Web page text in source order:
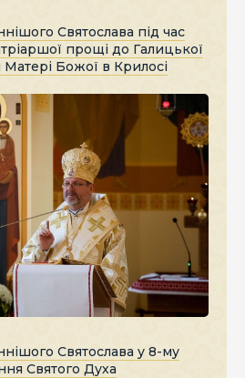
Святослава під час
прощі до Галицької
Матері Божої в Крилосі
Святослава у 8-му
Святого Духа